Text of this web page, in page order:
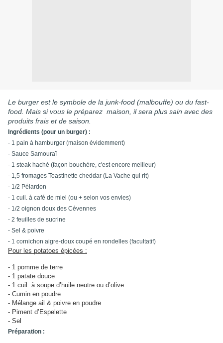
Le burger est le symbole de la junk-food (malbouffe) ou du fast-
food. Mais si vous le préparez maison, il sera plus sain avec des
produits frais et de saison.
Ingrédients (pour un burger) :
- 1 pain à hamburger (maison évidemment)
- Sauce Samouraï
- 1 steak haché (façon bouchère, c'est encore meilleur)
- 1,5 fromages Toastinette cheddar (La Vache qui rit)
- 1/2 Pélardon
- 1 cuil. à café de miel (ou + selon vos envies)
- 1/2 oignon doux des Cévennes
- 2 feuilles de sucrine
- Sel & poivre
- 1 cornichon aigre-doux coupé en rondelles (facultatif)
Pour les potatoes épicées :
- 1 pomme de terre
- 1 patate douce
- 1 cuil. à soupe d’huile neutre ou d’olive
- Cumin en poudre
- Mélange ail & poivre en poudre
- Piment d’Espelette
- Sel
Préparation :